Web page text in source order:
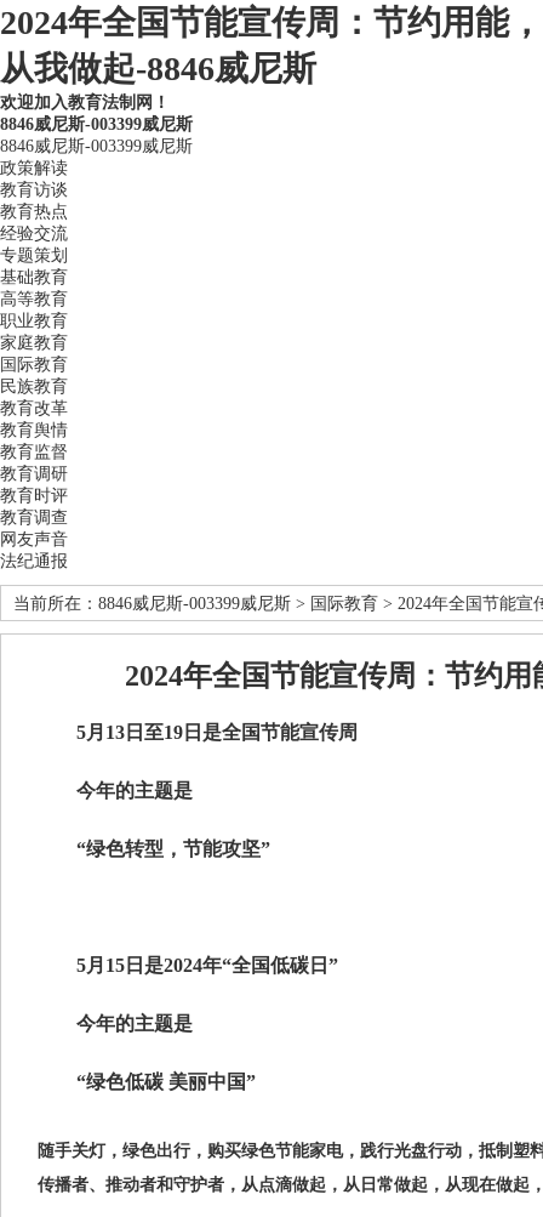
2024年全国节能宣传周：节约用能，
从我做起-8846威尼斯
欢迎加入教育法制网！
8846威尼斯-003399威尼斯
8846威尼斯-003399威尼斯
政策解读
教育访谈
教育热点
经验交流
专题策划
基础教育
高等教育
职业教育
家庭教育
国际教育
民族教育
教育改革
教育舆情
教育监督
教育调研
教育时评
教育调查
网友声音
法纪通报
当前所在： 8846威尼斯-003399威尼斯 > 国际教育 > 2024年全国节能宣
2024年全国节能宣传周：节约
5月13日至19日是全国节能宣传周
今年的主题是
“绿色转型，节能攻坚”
5月15日是2024年“全国低碳日”
今年的主题是
“绿色低碳 美丽中国”
随手关灯，绿色出行，购买绿色节能家电，践行光盘行动，抵制塑
传播者、推动者和守护者，从点滴做起，从日常做起，从现在做起